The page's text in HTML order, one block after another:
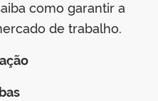
como garantir a
de trabalho.